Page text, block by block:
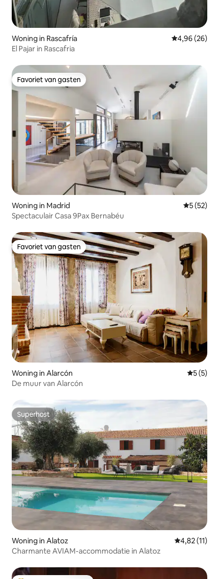
Woning in Rascafría Gemiddelde
4,96 (26)
El Pajar in Rascafria
Favoriet van gasten
Favoriet van gasten
Woning in Madrid
5 (52)
Spectaculair Casa 9Pax Bernabéu
Favoriet van gasten
Favoriet van gasten
Woning in Alarcón
5 (5)
De muur van Alarcón
Superhost
Superhost
Woning in Alatoz Gemiddelde
4,82 (11)
Charmante AVIAM-accommodatie in Alatoz